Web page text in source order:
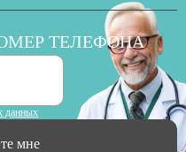
ТЕЛЕФОНА
данных
мне